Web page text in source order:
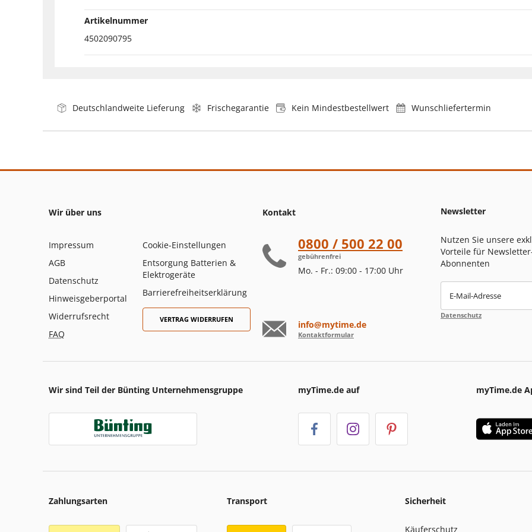
Artikelnummer
4502090795
Deutschlandweite Lieferung Frischegarantie Kein Mindestbestellwert Wunschliefertermin
Wir über uns
Impressum
AGB
Datenschutz
Hinweisgeberportal
Widerrufsrecht
FAQ
Cookie-Einstellungen
Entsorgung Batterien &
Elektrogeräte
Barrierefreiheitserklärung
VERTRAG WIDERRUFEN
Kontakt
0800 / 500 22 00
gebührenfrei
Mo. - Fr.: 09:00 - 17:00 Uhr
info@mytime.de
Kontaktformular
Newsletter
Nutzen Sie unsere
Vorteile für
Abonnenten
E-Mail-Adresse
Datenschutz
Wir sind Teil der Bünting Unternehmensgruppe myTime.de auf myTime.de
Zahlungsarten Transport Sicherheit
Käuferschutz